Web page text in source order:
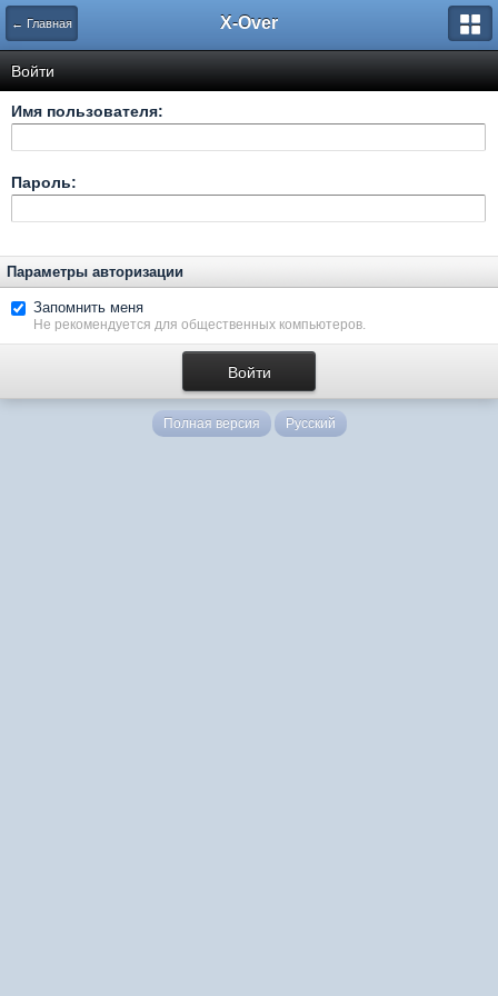
← Главная X-Over
Войти
Имя пользователя:
Пароль:
Параметры авторизации
Запомнить меня
Не рекомендуется для общественных компьютеров.
Полная версия Русский